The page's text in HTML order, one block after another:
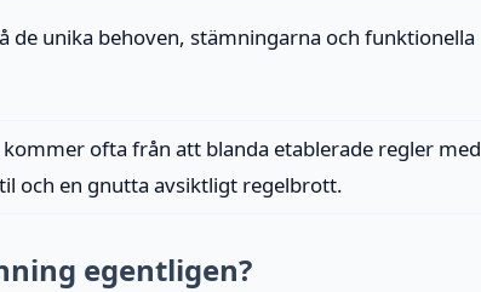
de unika behoven, stämningarna och funktionella
ofta från att blanda etablerade regler med
och en gnutta avsiktligt regelbrott.
egentligen?